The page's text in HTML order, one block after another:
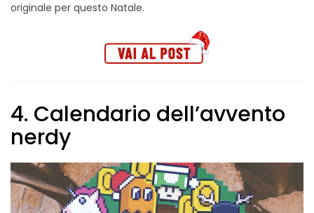
originale per questo Natale.
4. Calendario dell’avvento
nerdy